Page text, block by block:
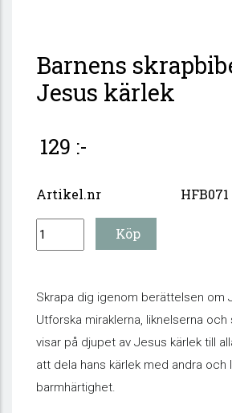
Barnens
Jesus kärlek
129 :-
Artikel.nr HFB071
Skrapa dig igenom berättelsen om
Utforska miraklerna, liknelserna
visar på djupet av Jesus kärlek till
att dela hans kärlek med andra och
barmhärtighet.